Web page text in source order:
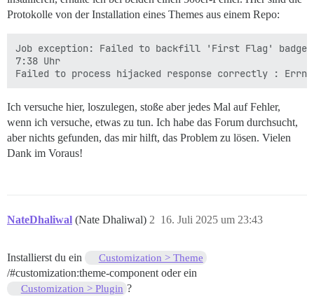
Protokolle von der Installation eines Themes aus einem Repo:
Job exception: Failed to backfill 'First Flag' badge:
7:38 Uhr
Ich versuche hier, loszulegen, stoße aber jedes Mal auf Fehler,
wenn ich versuche, etwas zu tun. Ich habe das Forum durchsucht,
aber nichts gefunden, das mir hilft, das Problem zu lösen. Vielen
Dank im Voraus!
NateDhaliwal (Nate Dhaliwal) 16. Juli 2025 um 23:43
2
Installierst du ein Customization > Theme
/#customization:theme-component oder ein
Customization > Plugin ?